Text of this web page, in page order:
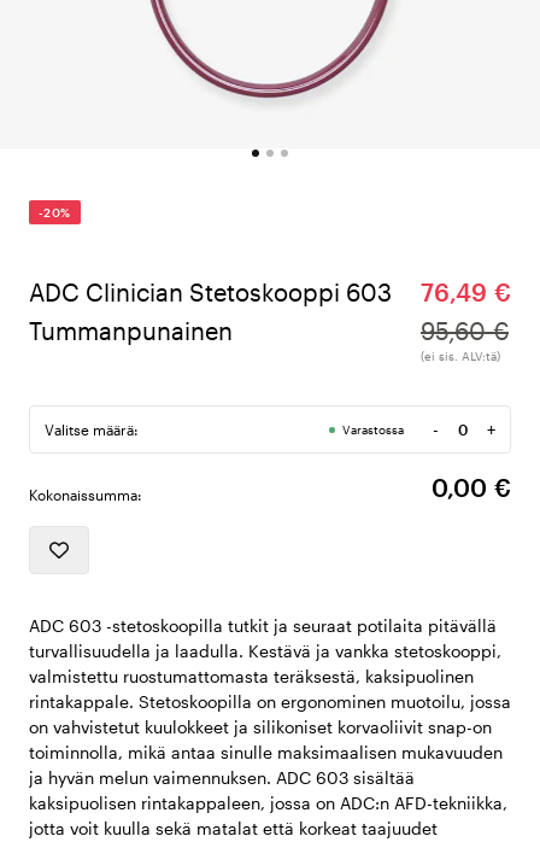
-20%
ADC Clinician Stetoskooppi 603
Tummanpunainen
76,49 €
95,60 €
(ei sis. ALV:tä)
Valitse määrä: Varastossa -
Määrä
+
Kokonaissumma: 0,00 €
ADC 603 -stetoskoopilla tutkit ja seuraat potilaita pitävällä
turvallisuudella ja laadulla. Kestävä ja vankka stetoskooppi,
valmistettu ruostumattomasta teräksestä, kaksipuolinen
rintakappale. Stetoskoopilla on ergonominen muotoilu, jossa
on vahvistetut kuulokkeet ja silikoniset korvaoliivit snap-on
toiminnolla, mikä antaa sinulle maksimaalisen mukavuuden
ja hyvän melun vaimennuksen. ADC 603 sisältää
kaksipuolisen rintakappaleen, jossa on ADC:n AFD-tekniikka,
jotta voit kuulla sekä matalat että korkeat taajuudet